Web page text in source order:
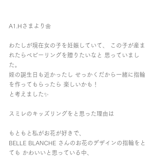
A1.Hさまより🌼
わたしが現在女の子を妊娠していて、 この子が産ま
れたらベビーリングを贈りたいなと 思っていまし
た。
姪の誕生日も近かったし せっかくだから一緒に指輪
を作ってもらったら 楽しいかも！
と考えました✨
スミレのキッズリングをと思った理由は
もともと私がお花が好きで、
BELLE BLANCHE さんのお花のデザインの指輪をと
ても かわいいと思っている中、